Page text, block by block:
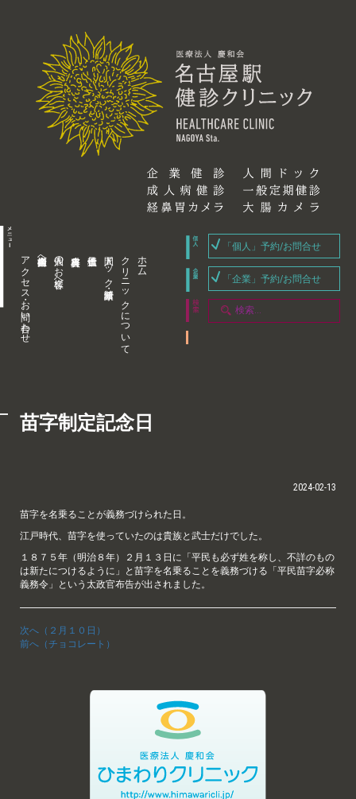
アクセス・お問い合わせ 企業内担当者様へ 個人のお客様へ 人間ドック・健康診断 クリニックについて ホーム
「個人」予約/お問合せ
「企業」予約/お問合せ
苗字制定記念日
2024-02-13
苗字を名乗ることが義務づけられた日。
江戸時代、苗字を使っていたのは貴族と武士だけでした。
１８７５年（明治８年）２月１３日に「平民も必ず姓を称し、不詳のもの
は新たにつけるように」と苗字を名乗ることを義務づける「平民苗字必称
義務令」という太政官布告が出されました。
次へ（２月１０日）
前へ（チョコレート）